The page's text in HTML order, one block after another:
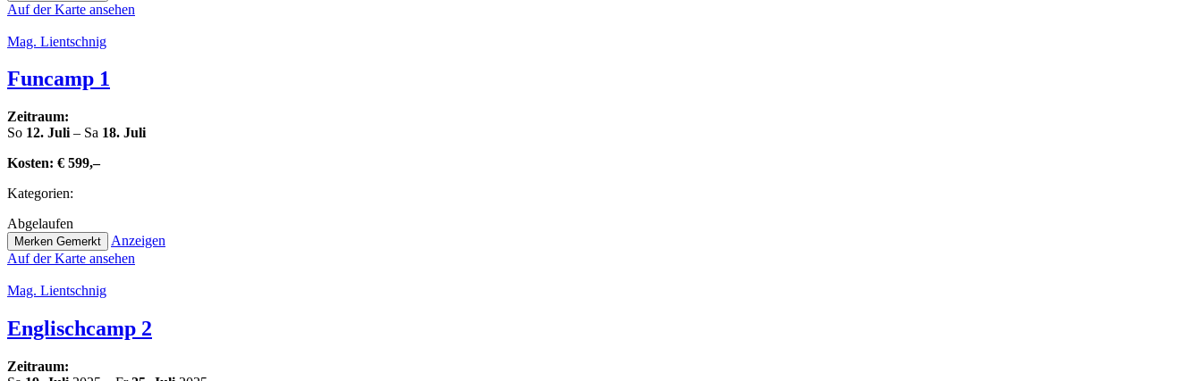
Auf der Karte ansehen
Mag. Lient­sch­nig
Funcamp 1
Zeitraum:
So 12. Juli – Sa 18. Juli
Kosten: € 599,–
Kate­go­rien:
Abge­lau­fen
Merken Gemerkt
Anzeigen
Auf der Karte ansehen
Mag. Lient­sch­nig
Eng­lisch­camp 2
Zeitraum: